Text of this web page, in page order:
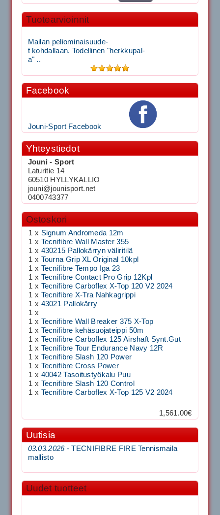
Tuotearvioinnit
Mailan peliominaisuude-
t kohdallaan. Todellinen "herkkupal-
a" ..
Facebook
Jouni-Sport Facebook
Yhteystiedot
Jouni - Sport
Laturitie 14
60510 HYLLYKALLIO
jouni@jounisport.net
0400743377
Ostoskori
1 x Signum Andromeda 12m
1 x Tecnifibre Wall Master 355
1 x 430215 Pallokärryn väliritilä
1 x Tourna Grip XL Original 10kpl
1 x Tecnifibre Tempo Iga 23
1 x Tecnifibre Contact Pro Grip 12Kpl
1 x Tecnifibre Carboflex X-Top 120 V2 2024
1 x Tecnifibre X-Tra Nahkagrippi
1 x 43021 Pallokärry
1 x
1 x Tecnifibre Wall Breaker 375 X-Top
1 x Tecnifibre kehäsuojateippi 50m
1 x Tecnifibre Carboflex 125 Airshaft Synt.Gut
1 x Tecnifibre Tour Endurance Navy 12R
1 x Tecnifibre Slash 120 Power
1 x Tecnifibre Cross Power
1 x 40042 Tasoitustyökalu Puu
1 x Tecnifibre Slash 120 Control
1 x Tecnifibre Carboflex X-Top 125 V2 2024
1,561.00€
Uutisia
03.03.2026 -TECNIFIBRE FIRE Tennismaila
mallisto
Uudet tuotteet